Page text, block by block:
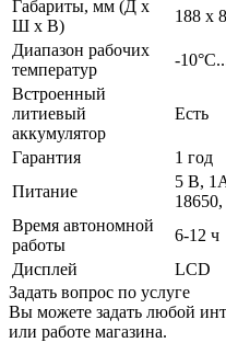
Габариты, мм (Д x
Ш x В)
188 x
Диапазон рабочих
температур
-
Встроенный
литиевый
аккумулятор
Есть
Гарантия
1 год
Питание
5 B,
Время автономной
работы
6-12 ч
Дисплей
LCD
Задать вопрос по услуге
Вы можете задать любой
или работе магазина.